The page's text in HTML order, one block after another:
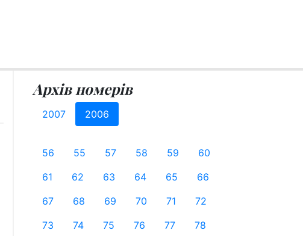
Архів номерів
2007 2006
56 55 57 58 59
60
61
62 63 64 65
66
67
68 69 70 71
72
73
74 75 76 77
78